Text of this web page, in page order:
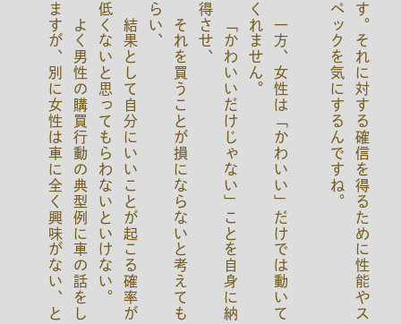
す
ペ
。
一
方
、
女
性
は
「
か
わ
い
い
」
だ
け
で
は
動
い
て
く
れ
ま
せ
ん
。
「
か
わ
い
い
だ
け
じ
ゃ
な
い
」
こ
と
を
自
身
に
納
得
さ
せ
、
そ
れ
を
買
う
こ
と
が
損
に
な
ら
な
い
と
考
え
て
も
ら
い
、
結
果
と
し
て
自
分
に
い
い
こ
と
が
起
こ
る
確
率
が
低
く
な
い
と
思
っ
て
も
ら
わ
な
い
と
い
け
な
い
。
よ
く
男
性
の
購
買
行
動
の
典
型
例
に
車
の
話
を
し
ま
す
が
、
別
に
女
性
は
車
に
全
く
興
味
が
な
い
、
と
、
女
性
な
ら
誰
も
が
「
車
は
走
れ
ば
い
い
」
と
思
て
い
る
わ
け
で
は
な
い
ん
で
す
。
彼
女
た
ち
も
、
ゃ
ん
と
ど
れ
が
か
わ
い
い
か
、
か
っ
こ
い
い
か
を
て
い
ま
す
。
む
し
ろ
、
積
極
的
に
そ
れ
を
判
断
し
い
ま
す
。
ス
ペ
ッ
ク
や
エ
ン
ジ
ン
の
性
能
や
型
式
こ
だ
わ
り
が
少
な
い
だ
け
で
す
。
「
車
は
走
れ
ば
い
」
っ
て
言
っ
て
い
る
女
性
で
も
、
ち
ゃ
ん
と
か
わ
い
く
な
い
車
」
を
リ
ス
ト
か
ら
排
除
し
て
い
す